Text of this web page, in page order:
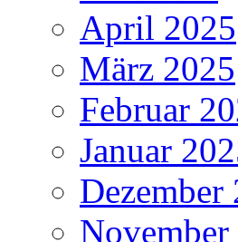
April 2025
März 2025
Februar
Januar
Dezember
November